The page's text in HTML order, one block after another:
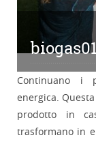
Continuano i
energica.
prodotto in
trasformano in